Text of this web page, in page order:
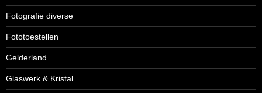
Fotografie diverse
Fototoestellen
Gelderland
Glaswerk & Kristal